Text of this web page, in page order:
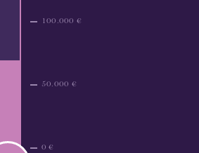
0 €
50.000 €
100.000 €